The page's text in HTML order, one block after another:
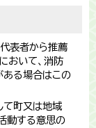
表者から推薦
おいて、消防
ある場合はこの
て町又は地域
動する意思の